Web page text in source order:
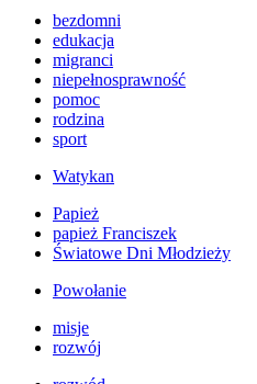
bezdomni
edukacja
migranci
niepełnosprawność
pomoc
rodzina
sport
Watykan
Papież
papież Franciszek
Światowe Dni Młodzieży
Powołanie
misje
rozwój